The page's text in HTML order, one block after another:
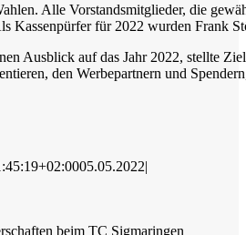
Alle Vorstandsmitglieder, die
Kassenpürfer für 2022 wurden Frank
Ausblick auf das Jahr 2022, stellte
den Werbepartnern und
05.05.2022|